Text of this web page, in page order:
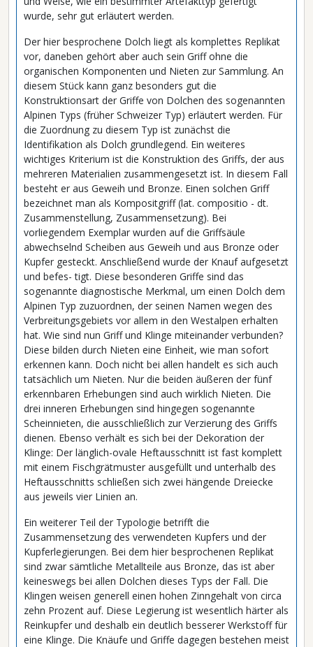
wurde, sehr gut erläutert werden.
Der hier besprochene Dolch liegt als komplettes Replikat
vor, daneben gehört aber auch sein Griff ohne die
organischen Komponenten und Nieten zur Sammlung. An
diesem Stück kann ganz besonders gut die
Konstruktionsart der Griffe von Dolchen des sogenannten
Alpinen Typs (früher Schweizer Typ) erläutert werden. Für
die Zuordnung zu diesem Typ ist zunächst die
Identifikation als Dolch grundlegend. Ein weiteres
wichtiges Kriterium ist die Konstruktion des Griffs, der aus
mehreren Materialien zusammengesetzt ist. In diesem Fall
besteht er aus Geweih und Bronze. Einen solchen Griff
bezeichnet man als Kompositgriff (lat. compositio - dt.
Zusammenstellung, Zusammensetzung). Bei
vorliegendem Exemplar wurden auf die Griffsäule
abwechselnd Scheiben aus Geweih und aus Bronze oder
Kupfer gesteckt. Anschließend wurde der Knauf aufgesetzt
und befes- tigt. Diese besonderen Griffe sind das
sogenannte diagnostische Merkmal, um einen Dolch dem
Alpinen Typ zuzuordnen, der seinen Namen wegen des
Verbreitungsgebiets vor allem in den Westalpen erhalten
hat. Wie sind nun Griff und Klinge miteinander verbunden?
Diese bilden durch Nieten eine Einheit, wie man sofort
erkennen kann. Doch nicht bei allen handelt es sich auch
tatsächlich um Nieten. Nur die beiden äußeren der fünf
erkennbaren Erhebungen sind auch wirklich Nieten. Die
drei inneren Erhebungen sind hingegen sogenannte
Scheinnieten, die ausschließlich zur Verzierung des Griffs
dienen. Ebenso verhält es sich bei der Dekoration der
Klinge: Der länglich-ovale Heftausschnitt ist fast komplett
mit einem Fischgrätmuster ausgefüllt und unterhalb des
Heftausschnitts schließen sich zwei hängende Dreiecke
aus jeweils vier Linien an.
Ein weiterer Teil der Typologie betrifft die
Zusammensetzung des verwendeten Kupfers und der
Kupferlegierungen. Bei dem hier besprochenen Replikat
sind zwar sämtliche Metallteile aus Bronze, das ist aber
keineswegs bei allen Dolchen dieses Typs der Fall. Die
Klingen weisen generell einen hohen Zinngehalt von circa
zehn Prozent auf. Diese Legierung ist wesentlich härter als
Reinkupfer und deshalb ein deutlich besserer Werkstoff für
eine Klinge. Die Knäufe und Griffe dagegen bestehen meist